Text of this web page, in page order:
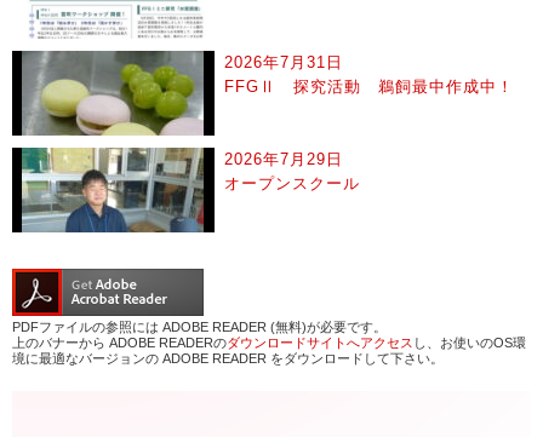
2026年7月31日
FFGⅡ 探究活動 鵜飼最中作成中！
2026年7月29日
オープンスクール
PDFファイルの参照には ADOBE READER (無料)が必要です。
上のバナーから ADOBE READERのダウンロードサイトへアクセス し、お使いのOS環
境に最適なバージョンの ADOBE READER をダウンロードして下さい。